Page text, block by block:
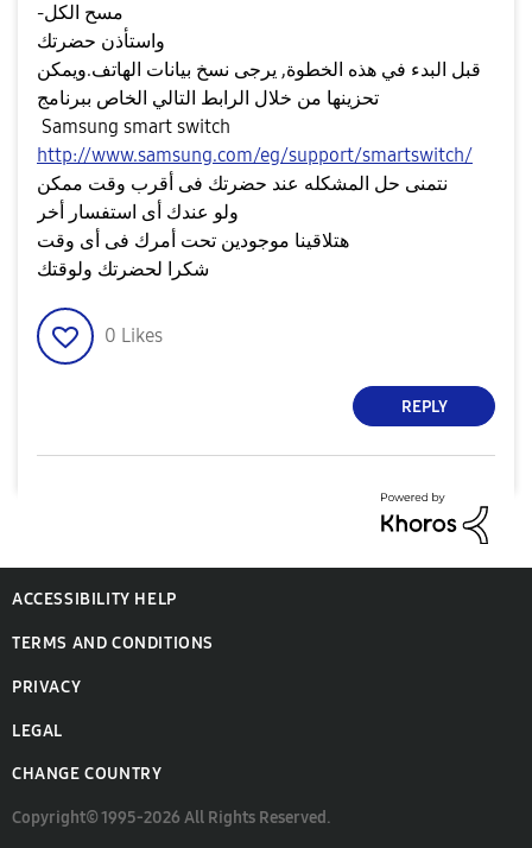
قبل البدء في هذه الخطوة, يرجى نسخ بيانات الهاتف.ويمكن
تحزينها من خلال الرابط التالي الخاص ببرنامج
Samsung smart switch
http://www.samsung.com/eg/support/smartswitch/
نتمنى حل المشكله عند حضرتك فى أقرب وقت ممكن
ولو عندك أى استفسار أخر
هتلاقينا موجودين تحت أمرك فى أى وقت
شكرا لحضرتك ولوقتك
0 Likes
REPLY
ACCESSIBILITY HELP
TERMS AND CONDITIONS
PRIVACY
LEGAL
CHANGE COUNTRY
Copyright© 1995-2026 All Rights Reserved.